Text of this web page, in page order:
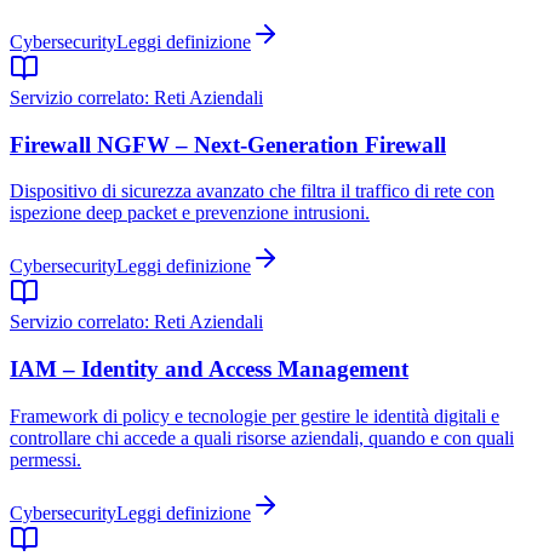
CybersecurityLeggi definizione
Servizio correlato: Reti Aziendali
Firewall NGFW – Next-Generation Firewall
Dispositivo di sicurezza avanzato che filtra il traffico di rete con
ispezione deep packet e prevenzione intrusioni.
CybersecurityLeggi definizione
Servizio correlato: Reti Aziendali
IAM – Identity and Access Management
Framework di policy e tecnologie per gestire le identità digitali e
controllare chi accede a quali risorse aziendali, quando e con quali
permessi.
CybersecurityLeggi definizione